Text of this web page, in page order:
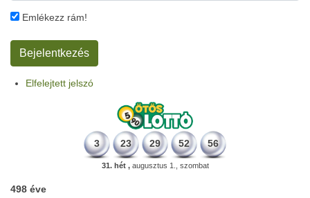
Emlékezz rám!
Elfelejtett jelszó
3 23 29 52 56
31. hét ,augusztus 1., szombat
498 éve